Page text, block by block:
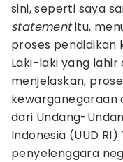
sini, seperti saya
statementitu,
proses pendidikan
Laki-laki yang lahir
menjelaskan,
kewarganegaraan
dari Undang-
Indonesia (UUD
penyelenggara